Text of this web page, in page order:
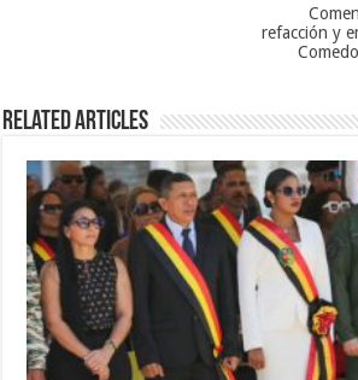
refacción y
Related Articles